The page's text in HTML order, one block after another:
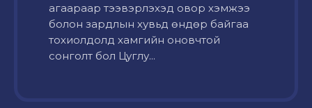
агаараар тээвэрлэхэд овор хэмжээ
болон зардлын хувьд өндөр байгаа
тохиолдолд хамгийн оновчтой
сонголт бол Цуглу...